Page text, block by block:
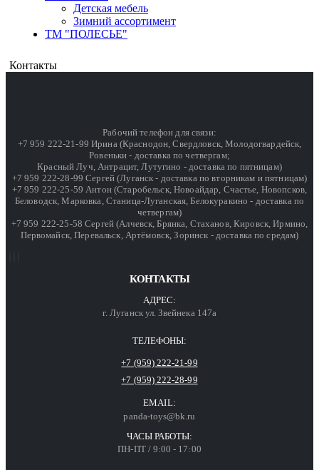
Детская мебель
Зимний ассортимент
ТМ "ПОЛЕСЬЕ"
Контакты
Рабочий телефон для связи:
+7 959 222-21-99 Ирина (Краснодон, Свердловск, Молодогвардейск,
Ровеньки - доставка по четвергам;
Красный Луч, Антрацит, Лутугино - доставка по пятницам)
+7 959 222-28-99 Сергей (Луганск - доставка по вторникам и пятницам)
+7 959 222-25-59 Антон (Старобельск, Новоайдар, Счастье, Новопсков,
Беловодск, Марковка, Станица-Луганская, Белокуракино - доставка по
четвергам)
+7 959 222-25-58 Сергей (Алчевск, Брянка, Стаханов, Кировск, Ирмино,
Первомайск, Перевальск, Артёмовск, Зоринск - доставка по средам)
КОНТАКТЫ
АДРЕС:
г. Луганск ул. Звейнека 147а
ТЕЛЕФОНЫ:
+7 (959) 222-21-99
+7 (959) 222-28-99
EMAIL:
panda-toys@bk.ru
ЧАСЫ РАБОТЫ:
ПН-ПТ / 9:00 - 17:00